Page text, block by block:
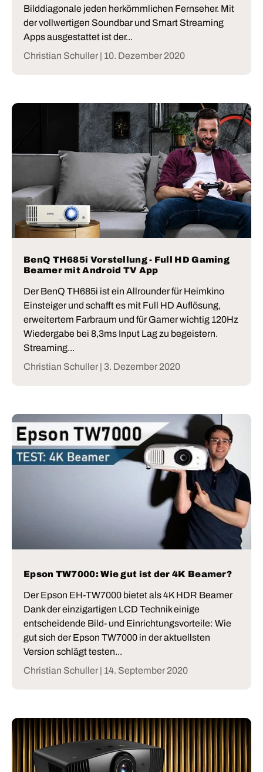
Bilddiagonale jeden herkömmlichen Fernseher. Mit
der vollwertigen Soundbar und Smart Streaming
Apps ausgestattet ist der...
Christian Schuller | 10. Dezember 2020
BenQ TH685i Vorstellung - Full HD Gaming
Beamer mit Android TV App
Der BenQ TH685i ist ein Allrounder für Heimkino
Einsteiger und schafft es mit Full HD Auflösung,
erweitertem Farbraum und für Gamer wichtig 120Hz
Wiedergabe bei 8,3ms Input Lag zu begeistern.
Streaming...
Christian Schuller | 3. Dezember 2020
Epson TW7000: Wie gut ist der 4K Beamer?
Der Epson EH-TW7000 bietet als 4K HDR Beamer
Dank der einzigartigen LCD Technik einige
entscheidende Bild- und Einrichtungsvorteile: Wie
gut sich der Epson TW7000 in der aktuellsten
Version schlägt testen...
Christian Schuller | 14. September 2020